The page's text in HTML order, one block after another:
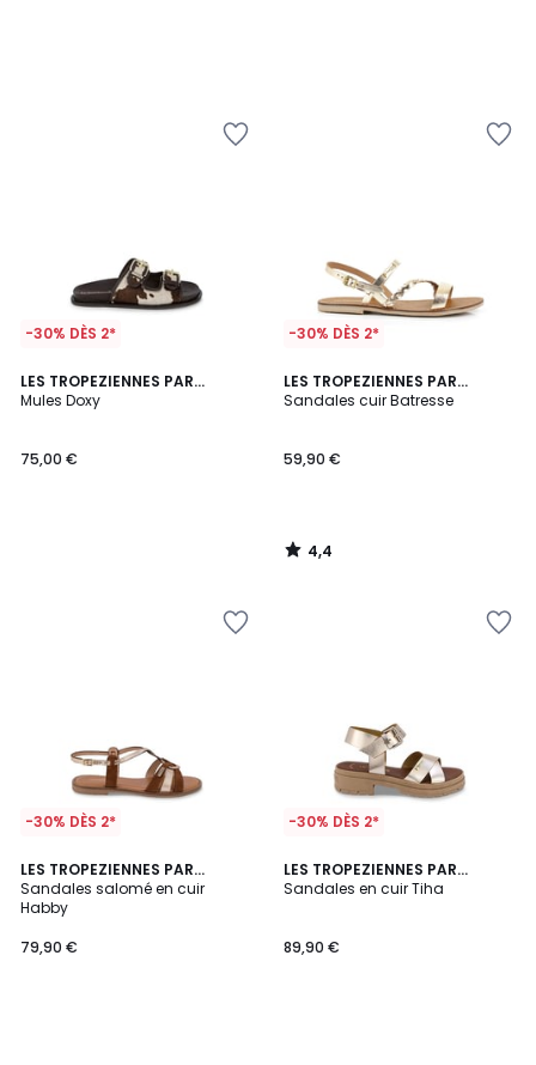
-30% DÈS 2*
LES TROPEZIENNES PAR
M.BELARBI
Mules Doxy
75,00 €
-30% DÈS 2*
LES TROPEZIENNES PAR
M.BELARBI
Sandales cuir Batresse
59,90 €
4,4
/ 5
4,4
/
-30% DÈS 2*
LES TROPEZIENNES PAR
M.BELARBI
Sandales salomé en cuir
Habby
79,90 €
-30% DÈS 2*
LES TROPEZIENNES PAR
M.BELARBI
Sandales en cuir Tiha
89,90 €